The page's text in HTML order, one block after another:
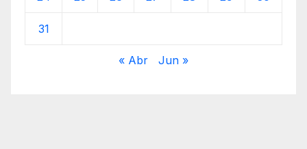
31
« Abr Jun »